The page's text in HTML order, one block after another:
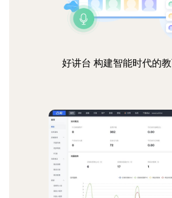
好讲台 构建智能时代的